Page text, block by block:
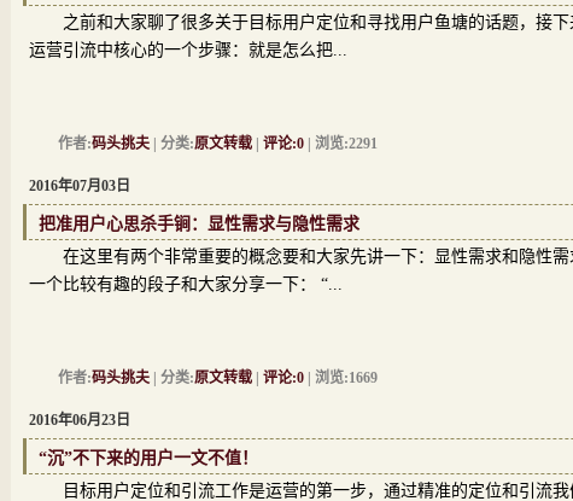
之前和大家聊了很多关于目标用户定位和寻找用户鱼塘的话题，接下
运营引流中核心的一个步骤：就是怎么把...
作者:码头挑夫 | 分类:原文转载 评论:0 | 浏览:2291
2016年07月03日
把准用户心思杀手锏：显性需求与隐性需求
在这里有两个非常重要的概念要和大家先讲一下：显性需求和隐性需
一个比较有趣的段子和大家分享一下： “...
作者:码头挑夫 | 分类:原文转载 评论:0 | 浏览:1669
2016年06月23日
“沉”不下来的用户一文不值！
目标用户定位和引流工作是运营的第一步，通过精准的定位和引流我